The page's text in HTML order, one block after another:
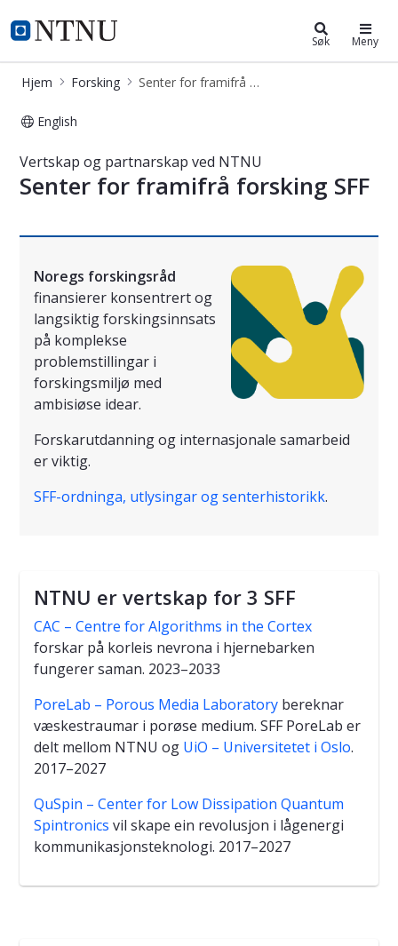
NTNU Hjemmeside
Forsking Søk Meny
Hjem Forsking Senter for framifrå forsking (SFF)
English
Senter for fremragende forskning
Vertskap og partnarskap ved NTNU
Senter for framifrå forsking SFF
Noregs forskingsråd
finansierer konsentrert og
langsiktig forskingsinnsats
på komplekse
problemstillingar i
forskingsmiljø med
ambisiøse idear.
Forskarutdanning og internasjonale samarbeid
er viktig.
SFF-ordninga, utlysingar og senterhistorikk.
NTNU er vertskap for 3 SFF
CAC – Centre for Algorithms in the Cortex
forskar på korleis nevrona i hjernebarken
fungerer saman. 2023–2033
PoreLab – Porous Media Laboratory bereknar
væskestraumar i porøse medium. SFF PoreLab er
delt mellom NTNU og UiO – Universitetet i Oslo.
2017–2027
QuSpin – Center for Low Dissipation Quantum
Spintronics vil skape ein revolusjon i lågenergi
kommunikasjonsteknologi. 2017–2027